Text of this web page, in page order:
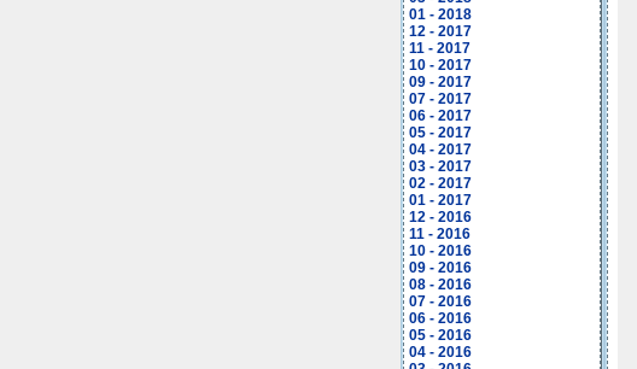
01 - 2018
12 - 2017
11 - 2017
10 - 2017
09 - 2017
07 - 2017
06 - 2017
05 - 2017
04 - 2017
03 - 2017
02 - 2017
01 - 2017
12 - 2016
11 - 2016
10 - 2016
09 - 2016
08 - 2016
07 - 2016
06 - 2016
05 - 2016
04 - 2016